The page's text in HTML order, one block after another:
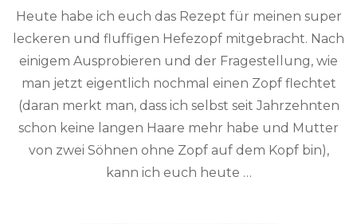
Heute habe ich euch das Rezept für meinen super
leckeren und fluffigen Hefezopf mitgebracht. Nach
einigem Ausprobieren und der Fragestellung, wie
man jetzt eigentlich nochmal einen Zopf flechtet
(daran merkt man, dass ich selbst seit Jahrzehnten
schon keine langen Haare mehr habe und Mutter
von zwei Söhnen ohne Zopf auf dem Kopf bin),
kann ich euch heute …